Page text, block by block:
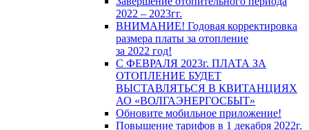
2022 – 2023гг.
ВНИМАНИЕ! Годовая корректировка
размера платы за отопление
за 2022 год!
С ФЕВРАЛЯ 2023г. ПЛАТА ЗА
ОТОПЛЕНИЕ БУДЕТ
ВЫСТАВЛЯТЬСЯ В КВИТАНЦИЯХ
АО «ВОЛГАЭНЕРГОСБЫТ»
Обновите мобильное приложение!
Повышение тарифов в 1 декабря 2022г.